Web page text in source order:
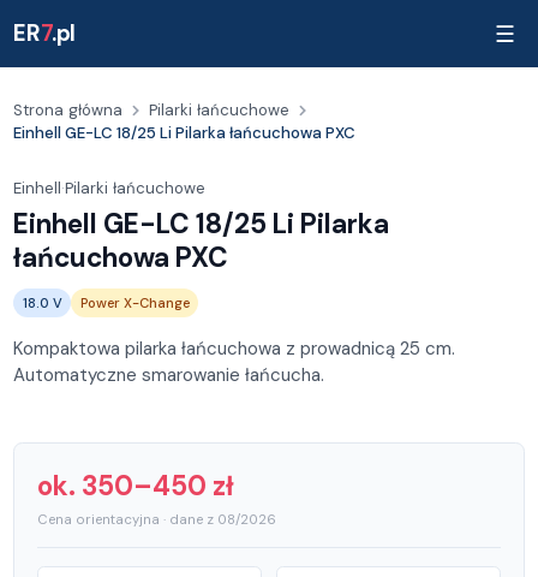
ER7.pl ☰
Strona główna
Pilarki łańcuchowe
Einhell GE-LC 18/25 Li Pilarka łańcuchowa PXC
Einhell·Pilarki łańcuchowe
Einhell GE-LC 18/25 Li Pilarka
łańcuchowa PXC
18.0 V Power X-Change
Kompaktowa pilarka łańcuchowa z prowadnicą 25 cm.
Automatyczne smarowanie łańcucha.
ok. 350–450 zł
Cena orientacyjna · dane z 08/2026